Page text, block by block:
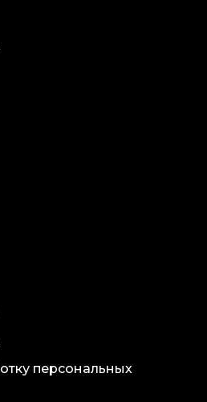
персональных